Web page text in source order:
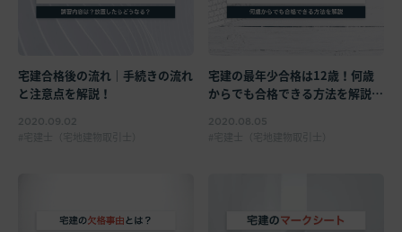
宅建合格後の流れ｜手続きの流れ
と注意点を解説！
2020.09.02
宅建士（宅地建物取引士）
宅建の最年少合格は12歳！何歳
からでも合格できる方法を解説！
2020.08.05
宅建士（宅地建物取引士）